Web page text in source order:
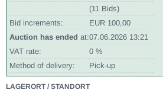
(11 Bids)
Bid increments:
EUR 100,00
Auction has ended at:07.06.2026 13:21
VAT rate:
0 %
Method of delivery:
Pick-up
LAGERORT / STANDORT